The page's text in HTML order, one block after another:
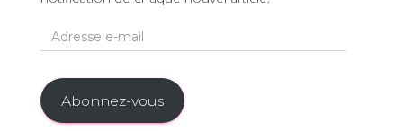
d
e
s
Abonnez-vous